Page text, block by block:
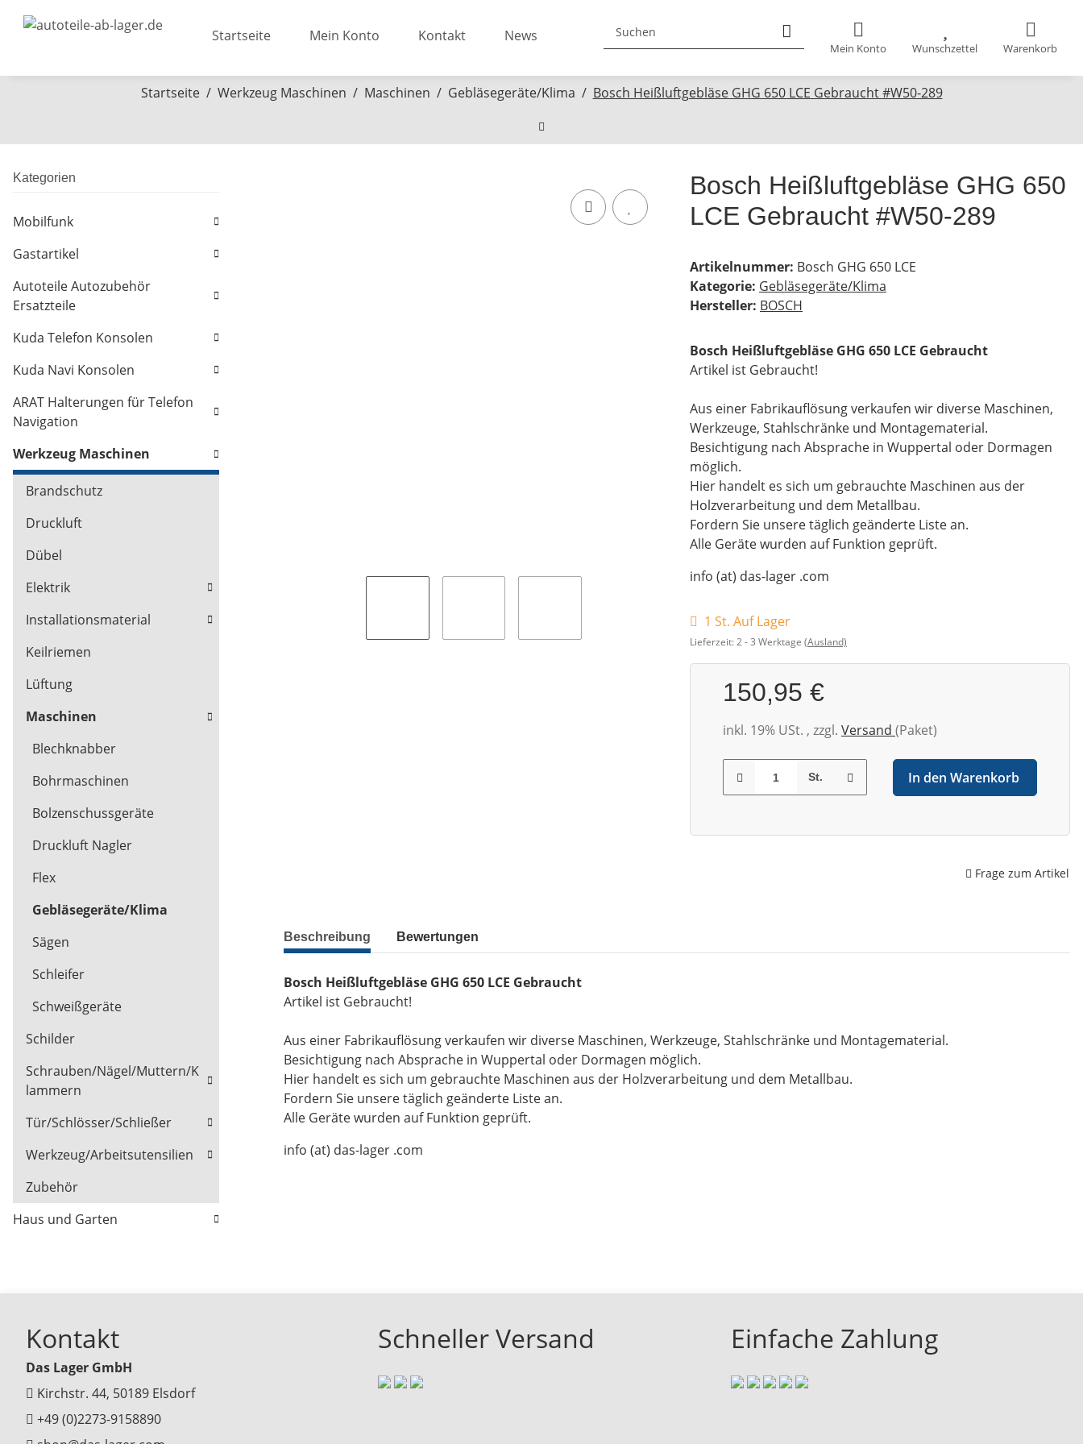
Mein Konto Wunschzettel Warenkorb
Startseite Mein Konto Kontakt News
Startseite Werkzeug Maschinen Maschinen Gebläsegeräte/Klima Bosch Heißluftgebläse GHG 650 LCE Gebraucht #W50-289
Bosch Heißluftgebläse GHG 650
LCE Gebraucht #W50-289
Artikelnummer: Bosch GHG 650 LCE
Kategorie: Gebläsegeräte/Klima
Hersteller: BOSCH
Bosch Heißluftgebläse GHG 650 LCE Gebraucht
Artikel ist Gebraucht!
Aus einer Fabrikauflösung verkaufen wir diverse Maschinen,
Werkzeuge, Stahlschränke und Montagematerial.
Besichtigung nach Absprache in Wuppertal oder Dormagen
möglich.
Hier handelt es sich um gebrauchte Maschinen aus der
Holzverarbeitung und dem Metallbau.
Fordern Sie unsere täglich geänderte Liste an.
Alle Geräte wurden auf Funktion geprüft.
info (at) das-lager .com
1 St. Auf Lager
Lieferzeit:2 - 3 Werktage (Ausland)
150,95 €
inkl. 19% USt. , zzgl. Versand (Paket)
St. In den Warenkorb
Frage zum Artikel
Beschreibung Bewertungen
Bosch Heißluftgebläse GHG 650 LCE Gebraucht
Artikel ist Gebraucht!
Aus einer Fabrikauflösung verkaufen wir diverse Maschinen, Werkzeuge, Stahlschränke und Montagematerial.
Besichtigung nach Absprache in Wuppertal oder Dormagen möglich.
Hier handelt es sich um gebrauchte Maschinen aus der Holzverarbeitung und dem Metallbau.
Fordern Sie unsere täglich geänderte Liste an.
Alle Geräte wurden auf Funktion geprüft.
info (at) das-lager .com
Kategorien
Mobilfunk
Gastartikel
Autoteile Autozubehör
Ersatzteile
Kuda Telefon Konsolen
Kuda Navi Konsolen
ARAT Halterungen für Telefon
Navigation
Werkzeug Maschinen
Brandschutz
Druckluft
Dübel
Elektrik
Installationsmaterial
Keilriemen
Lüftung
Maschinen
Blechknabber
Bohrmaschinen
Bolzenschussgeräte
Druckluft Nagler
Flex
Gebläsegeräte/Klima
Sägen
Schleifer
Schweißgeräte
Schilder
Schrauben/Nägel/Muttern/K
lammern
Tür/Schlösser/Schließer
Werkzeug/Arbeitsutensilien
Zubehör
Haus und Garten
Kontakt
Das Lager GmbH
Kirchstr. 44, 50189 Elsdorf
+49 (0)2273-9158890
Schneller Versand Einfache Zahlung